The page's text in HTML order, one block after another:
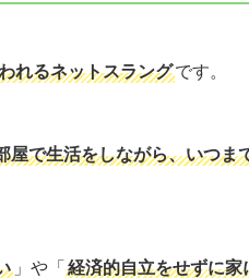
れるネットスラングです。
屋で生活をしながら、いつま
」や「 経済的自立をせずに家